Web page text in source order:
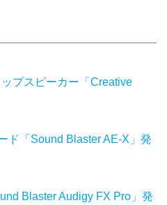
プスピーカー「Creative
ド「Sound Blaster AE-X」発
Blaster Audigy FX Pro」発